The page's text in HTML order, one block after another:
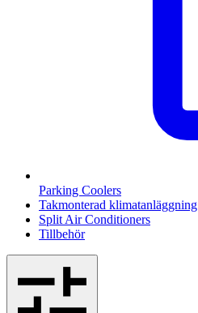
Parking Coolers
Takmonterad klimatanläggning
Split Air Conditioners
Tillbehör